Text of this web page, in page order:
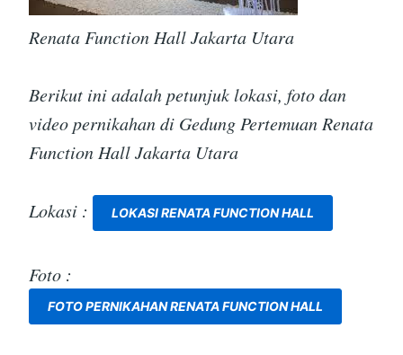
Renata Function Hall Jakarta Utara
Berikut ini adalah petunjuk lokasi, foto dan
video pernikahan di Gedung Pertemuan Renata
Function Hall Jakarta Utara
Lokasi : LOKASI RENATA FUNCTION HALL
Foto :
FOTO PERNIKAHAN RENATA FUNCTION HALL